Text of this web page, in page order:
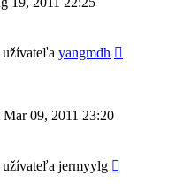
užívateľa yangmdh
Mar 09, 2011 23:20
užívateľa jermyylg